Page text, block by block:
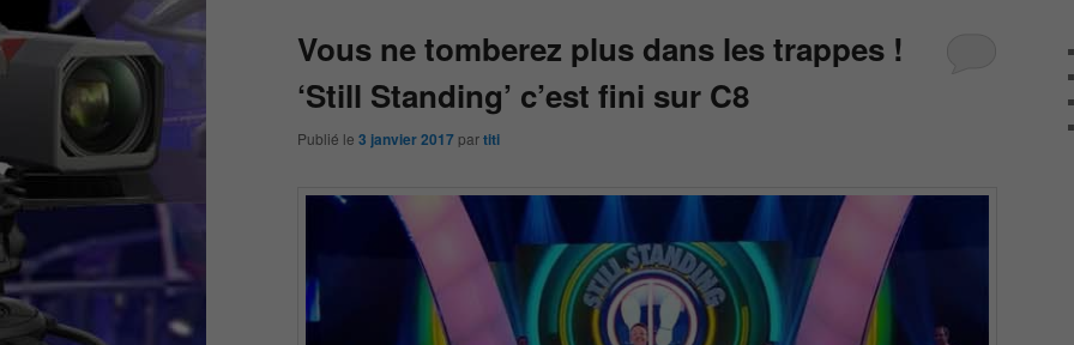
Vous ne tomberez plus dans les trappes !
‘Still Standing’ c’est fini sur C8
Publié le 3 janvier 2017 partiti